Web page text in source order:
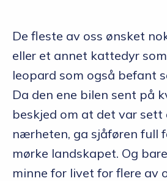
De fleste av oss ønsket
eller et annet kattedyr
leopard som også befant
Da den ene bilen sent på
beskjed om at det var sett
nærheten, ga sjåføren full
mørke landskapet. Og
minne for livet for flere av